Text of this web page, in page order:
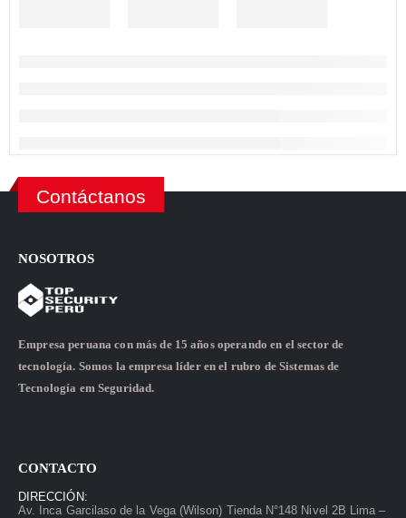
Contáctanos
NOSOTROS
Empresa peruana con más de 15 años operando en el sector de
tecnología. Somos la empresa líder en el rubro de Sistemas de
Tecnología em Seguridad.
CONTACTO
DIRECCIÓN:
Av. Inca Garcilaso de la Vega (Wilson) Tienda N°148 Nivel 2B Lima –